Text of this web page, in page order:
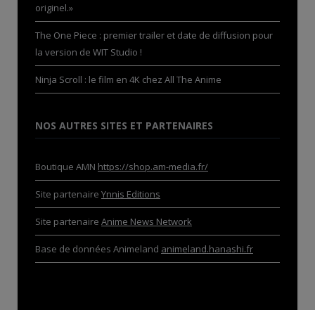
originel.»
The One Piece : premier trailer et date de diffusion pour
la version de WIT Studio !
Ninja Scroll : le film en 4K chez All The Anime
NOS AUTRES SITES ET PARTENAIRES
Boutique AMN https://shop.am-media.fr/
Site partenaire Ynnis Editions
Site partenaire Anime News Network
Base de données Animeland animeland.hanashi.fr